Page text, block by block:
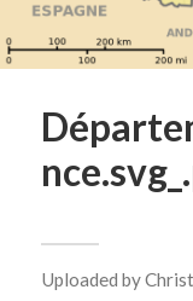
Uploaded by